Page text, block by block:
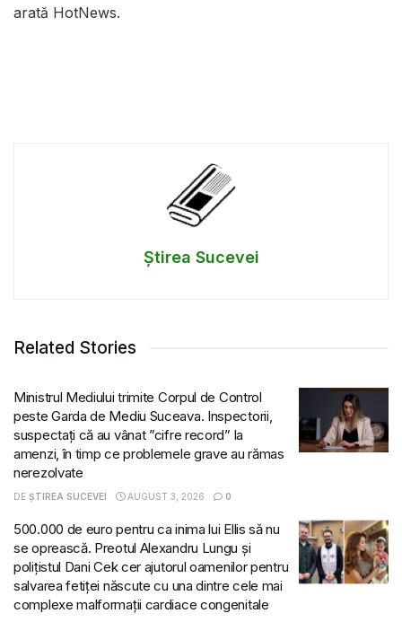
arată HotNews.
Știrea Sucevei
Related Stories
Ministrul Mediului trimite Corpul de Control
peste Garda de Mediu Suceava. Inspectorii,
suspectați că au vânat ”cifre record” la
amenzi, în timp ce problemele grave au rămas
nerezolvate
DE ȘTIREA SUCEVEI AUGUST 3, 2026 0
500.000 de euro pentru ca inima lui Ellis să nu
se oprească. Preotul Alexandru Lungu și
polițistul Dani Cek cer ajutorul oamenilor pentru
salvarea fetiței născute cu una dintre cele mai
complexe malformații cardiace congenitale